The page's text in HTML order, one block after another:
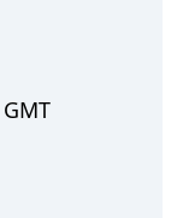
GMT